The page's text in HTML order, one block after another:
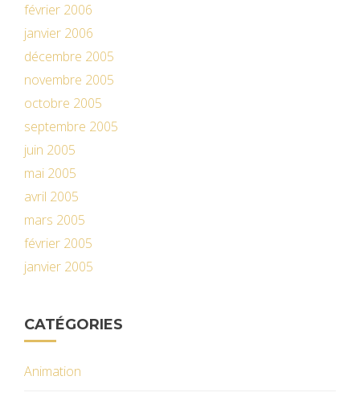
février 2006
janvier 2006
décembre 2005
novembre 2005
octobre 2005
septembre 2005
juin 2005
mai 2005
avril 2005
mars 2005
février 2005
janvier 2005
CATÉGORIES
Animation